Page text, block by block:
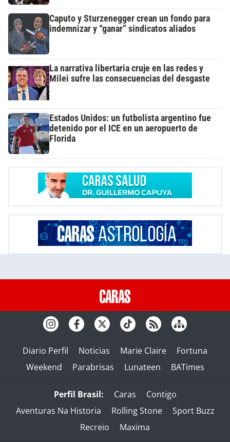
Caputo y Sturzenegger crean un fondo para
indemnizar y “ganar” sindicatos aliados
La narrativa libertaria cruje en las redes y
Milei sufre las consecuencias del desgaste
Estados Unidos: un futbolista argentino fue
detenido por el ICE en un aeropuerto de
Florida
Diario Perfil Noticias Marie Claire
Fortuna
Weekend
Parabrisas Lunateen BATimes
Perfil Brasil: Caras
Contigo
Aventuras Na Historia
Rolling Stone
Sport Buzz
Recreio
Maxima